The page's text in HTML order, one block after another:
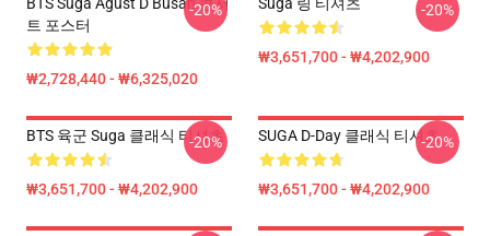
트 포스터
₩2,728,440 - ₩6,325,020
-20%
₩3,651,700 - ₩4,202,900
-20%
BTS 육군 Suga 클래식 티셔츠
₩3,651,700 - ₩4,202,900
-20% SUGA D-Day 클래식 티셔츠
₩3,651,700 - ₩4,202,900
-20%